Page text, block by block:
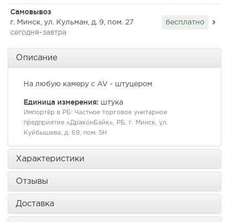
Самовывоз
г. Минск, ул. Кульман, д. 9, пом. 27
сегодня–завтра
бесплатно
Описание
На любую камеру с AV - штуцером
Единица измерения: штука
Импортёр в РБ: Частное торговое унитарное
предприятие «ДраконБайк», РБ, г. Минск, ул.
Куйбышева, д. 69, пом. 5Н
Характеристики
Отзывы
Доставка